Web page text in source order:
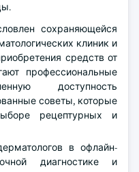
сохраняющейся
клиник и
средств от
профессиональные
доступность
советы, которые
рецептурных и
в офлайн-
диагностике и